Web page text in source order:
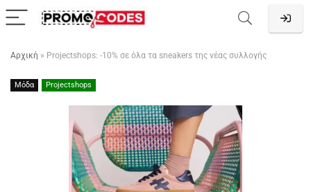
Αρχική » Projectshops: -10% σε όλα τα sneakers της νέας συλλογής
Μόδα Projectshops